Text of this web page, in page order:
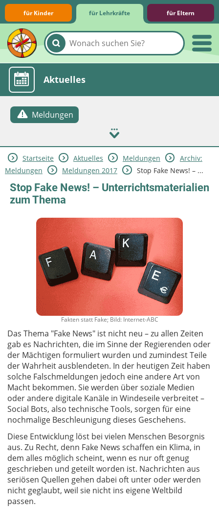
für Kinder für Lehrkräfte für Eltern
Lernmodule
Unterrichts­materialien
Internet-ABC-Schule
Praxishilfen
Aktuelles
Meldungen
Startseite Aktuelles Meldungen
Archiv:
Meldungen
Meldungen 2017 Stop Fake News! – ...
Stop Fake News! – Unterrichtsmaterialien
zum Thema
Fakten statt Fake; Bild: Internet-ABC
Das Thema "Fake News" ist nicht neu – zu allen Zeiten
gab es Nachrichten, die im Sinne der Regierenden oder
der Mächtigen formuliert wurden und zumindest Teile
der Wahrheit ausblendeten. In der heutigen Zeit haben
solche Falschmeldungen jedoch eine andere Art von
Macht bekommen. Sie werden über soziale Medien
oder andere digitale Kanäle in Windeseile verbreitet –
Social Bots, also technische Tools, sorgen für eine
nochmalige Beschleunigung dieses Geschehens.
Diese Entwicklung löst bei vielen Menschen Besorgnis
aus. Zu Recht, denn Fake News schaffen ein Klima, in
dem alles möglich scheint, wenn es nur oft genug
geschrieben und geteilt worden ist. Nachrichten aus
seriösen Quellen gehen dabei oft unter oder werden
nicht geglaubt, weil sie nicht ins eigene Weltbild
passen.